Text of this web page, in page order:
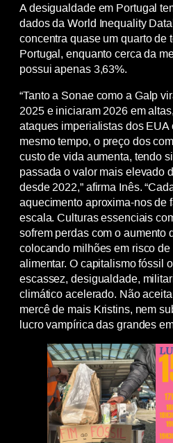
A desigualdade em Portugal
dados da World Inequality
concentra quase um quarto de
Portugal, enquanto cerca da
possui apenas 3,63%.
“Tanto a Sonae como a Galp
2025 e iniciaram 2026 em
ataques imperialistas dos EUA
mesmo tempo, o preço dos
custo de vida aumenta, tendo
passada o valor mais elevado
desde 2022,” afirma Inês.
aquecimento aproxima-nos de
escala. Culturas essenciais
sofrem perdas com o aumento
colocando milhões em risco
alimentar. O capitalismo fóssil
escassez, desigualdade,
climático acelerado. Não
mercê de mais Kristins, nem
lucro vampírica das grandes